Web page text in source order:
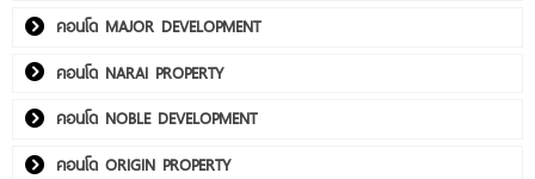
คอนโด MAJOR DEVELOPMENT
คอนโด NARAI PROPERTY
คอนโด NOBLE DEVELOPMENT
คอนโด ORIGIN PROPERTY